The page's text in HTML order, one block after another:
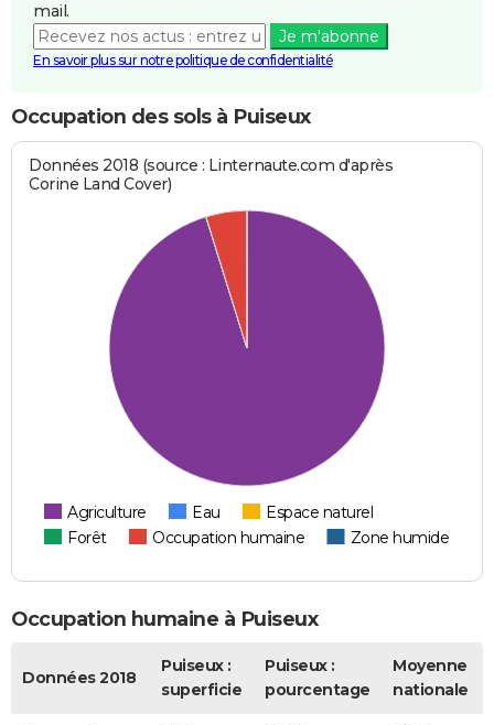
mail.
Je m'abonne
En savoir plus sur notre politique de confidentialité
Occupation des sols à Puiseux
Données 2018 (source : Linternaute.com d'après
Corine Land Cover)
Agriculture Eau
Espace naturel
Forêt
Occupation humaine Zone humide
Occupation humaine à Puiseux
Données 2018
Puiseux :
superficie
Puiseux :
pourcentage
Moyenne
nationale